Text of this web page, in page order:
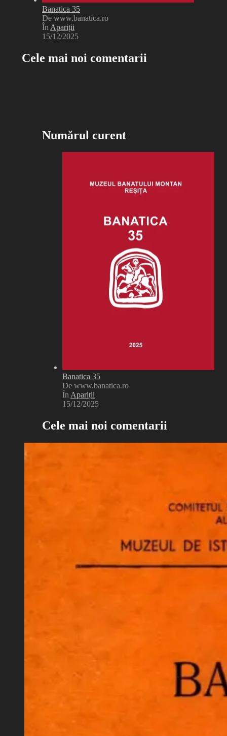
Banatica 35
De www.banatica.ro
În Apariții
15/12/2025
Cele mai noi comentarii
Numărul curent
Banatica 35
De www.banatica.ro
ÎnApariții
15/12/2025
Cele mai noi comentarii